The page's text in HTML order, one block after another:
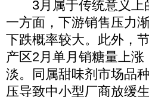
3月属于传统意义上
一方面，下游销售压力
下跌概率较大。此外，
产区2月单月销糖量上
淡。同属甜味剂市场品
压导致中小型厂商放缓